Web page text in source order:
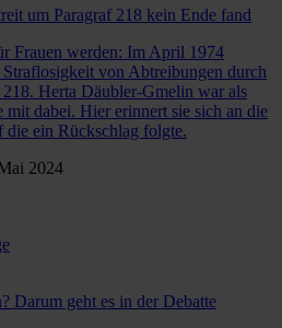
um Paragraf 218 kein Ende fand
Frauen werden: Im April 1974
von Abtreibungen durch
Herta Däubler-Gmelin war als
mit dabei. Hier erinnert sie sich an die
die ein Rückschlag folgte.
2024
Darum geht es in der Debatte